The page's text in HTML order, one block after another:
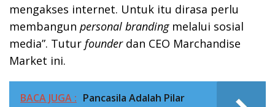
mengakses internet. Untuk itu dirasa perlu
membangun personal brandingmelalui sosial
media”. Tutur founder dan CEO Marchandise
Market ini.
BACA JUGA : Pancasila Adalah Pilar